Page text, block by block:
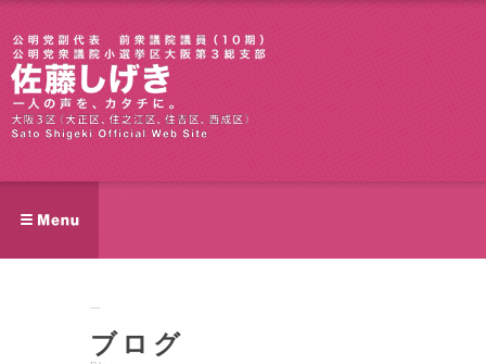
ブログ